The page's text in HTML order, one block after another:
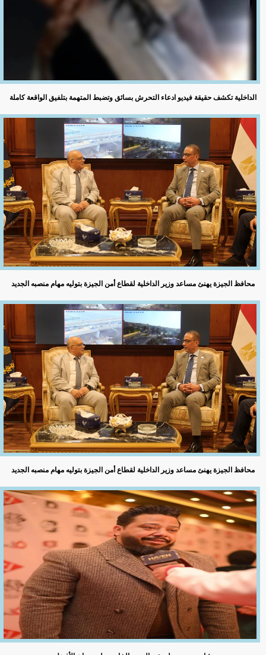
الداخلية تكشف حقيقة فيديو ادعاء التحرش بسائق وتضبط المتهمة بتلفيق الواقعة كاملة
محافظ الجيزة يهنئ مساعد وزير الداخلية لقطاع أمن الجيزة بتوليه مهام منصبه الجديد
محافظ الجيزة يهنئ مساعد وزير الداخلية لقطاع أمن الجيزة بتوليه مهام منصبه الجديد